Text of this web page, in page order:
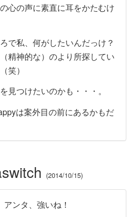
心の声に素直に耳をかたむけ
で私、何がしたいんだっけ？
精神的な）のより所探してい
笑）
見つけたいのかも・・・。
は案外目の前にあるかもだ
2014/10/15
ンタ、強いね！